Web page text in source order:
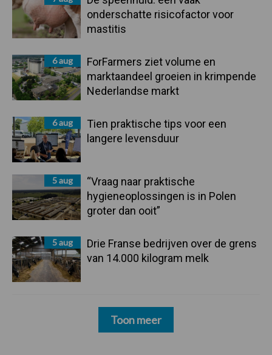
onderschatte risicofactor voor
mastitis
6 aug
ForFarmers ziet volume en
marktaandeel groeien in krimpende
Nederlandse markt
6 aug
Tien praktische tips voor een
langere levensduur
5 aug
“Vraag naar praktische
hygieneoplossingen is in Polen
groter dan ooit”
5 aug
Drie Franse bedrijven over de grens
van 14.000 kilogram melk
Toon meer